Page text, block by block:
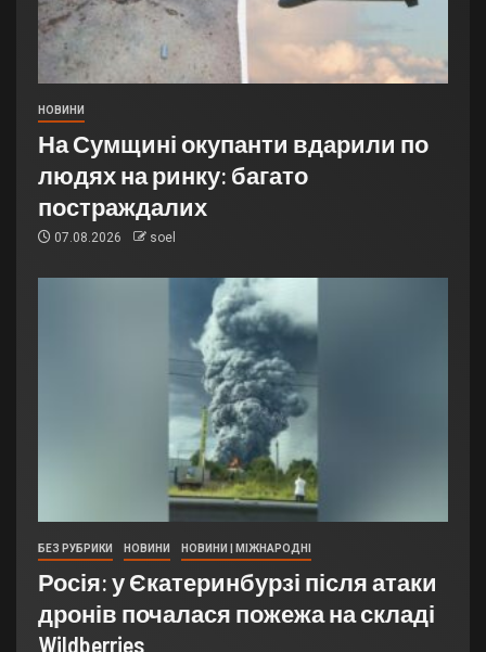
НОВИНИ
На Сумщині окупанти вдарили по
людях на ринку: багато
постраждалих
07.08.2026 soel
БЕЗ РУБРИКИ НОВИНИ НОВИНИ | МІЖНАРОДНІ
Росія: у Єкатеринбурзі після атаки
дронів почалася пожежа на складі
Wildberries